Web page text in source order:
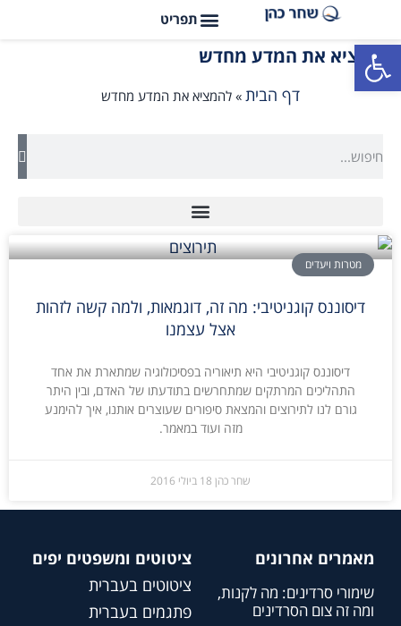
פתח סרגל נגישות
להמציא את המדע מחדש
דף הבית » להמציא את המדע מחדש
מטרות ויעדים
דיסוננס קוגניטיבי: מה זה, דוגמאות, ולמה קשה לזהות
אצל עצמנו
דיסוננס קוגניטיבי היא תיאוריה בפסיכולוגיה שמתארת את אחד
התהליכים המרתקים שמתחרשים בתודעתו של האדם, ובין היתר
גורם לנו לתירוצים והמצאת סיפורים שעוצרים אותנו, איך להימנע
מזה ועוד במאמר.
שחר כהן 18 ביולי 2016
מאמרים אחרונים
שימורי סרדינים: מה לקנות,
ומה זה צום הסרדינים
ציטוטים ומשפטים יפים
ציטוטים בעברית
פתגמים בעברית